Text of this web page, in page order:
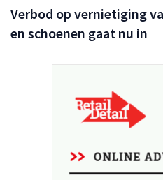
Verbod op vernietiging
en schoenen gaat nu in